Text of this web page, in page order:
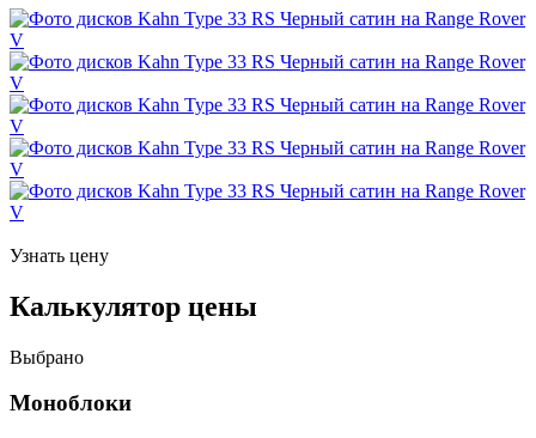
Узнать цену
Калькулятор цены
Выбрано
Моноблоки